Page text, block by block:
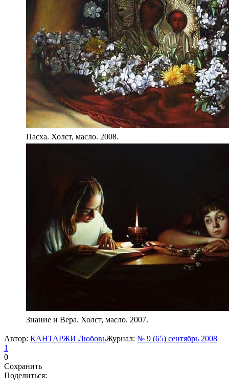
Пасха. Холст, масло. 2008.
Знание и Вера. Холст, масло. 2007.
Автор: КАНТАРЖИ ЛюбовьЖурнал: № 9 (65) сентябрь 2008
1
0
Сохранить
Поделиться: